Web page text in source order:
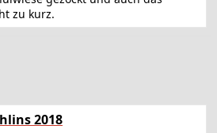
zu kurz.
2018